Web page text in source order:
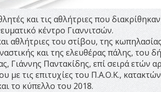
και τις αθλήτριες που
κέντρο Γιαννιτσών.
αθλήτριες του στίβου, της
και της ελευθέρας πάλης, του
Γιάννης Παντακίδης, επί σειρά
με τις επιτυχίες του Π.Α.Ο.Κ.,
το κύπελλο του 2018.